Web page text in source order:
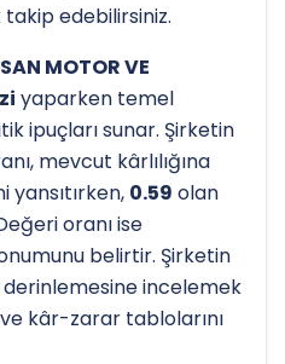
takip edebilirsiniz.
MOTOR VE
yaparken temel
ipuçları sunar. Şirketin
mevcut kârlılığına
0.59 olan
oranı ise
belirtir. Şirketin
derinlemesine incelemek
ve kâr-zarar tablolarını